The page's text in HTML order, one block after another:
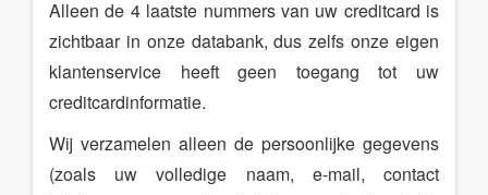
Alleen de 4 laatste nummers van uw creditcard is
zichtbaar in onze databank, dus zelfs onze eigen
klantenservice heeft geen toegang tot uw
creditcardinformatie.
Wij verzamelen alleen de persoonlijke gegevens
(zoals uw volledige naam, e-mail, contact